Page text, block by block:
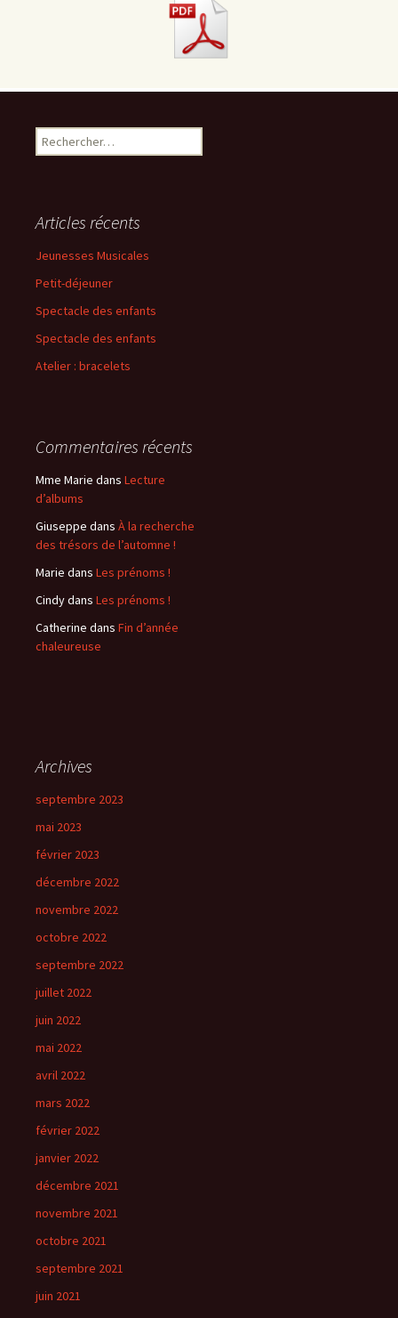
R
e
r
c
e
r
:
Articles récents
Jeunesses Musicales
Petit-déjeuner
Spectacle des enfants
Spectacle des enfants
Atelier : bracelets
Commentaires récents
Mme Marie dans Lecture
d’albums
Giuseppe dans À la recherche
des trésors de l’automne !
Marie dans Les prénoms !
Cindydans Les prénoms !
Catherine dans Fin d’année
chaleureuse
Archives
septembre 2023
mai 2023
février 2023
décembre 2022
novembre 2022
octobre 2022
septembre 2022
juillet 2022
juin 2022
mai 2022
avril 2022
mars 2022
février 2022
janvier 2022
décembre 2021
novembre 2021
octobre 2021
septembre 2021
juin 2021